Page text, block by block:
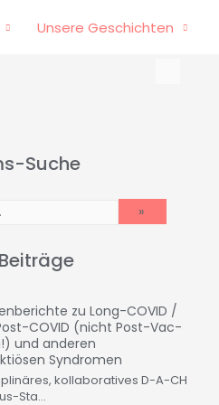
Unsere Geschichten
Suche
zu Long-COVID /
COVID (nicht Post-Vac-
und anderen
Syndromen
kollaboratives D-A-CH
Sta...